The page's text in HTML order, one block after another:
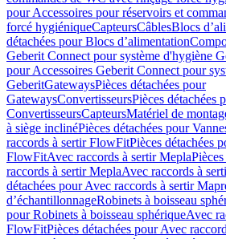
pour Accessoires pour réservoirs et
forcé hygiéniqueCapteursCâblesBlocs
détachées pour Blocs d’alimentation
Geberit Connect pour système d'hygiène
pour Accessoires Geberit Connect pour
GeberitGatewaysPièces détachées pour
GatewaysConvertisseursPièces détachées
ConvertisseursCapteursMatériel de
à siège inclinéPièces détachées pour
raccords à sertir FlowFitPièces détachées
FlowFitAvec raccords à sertir Mepla
raccords à sertir MeplaAvec raccords à
détachées pour Avec raccords à sertir
d’échantillonnageRobinets à boisseau
pour Robinets à boisseau sphériqueAvec
FlowFitPièces détachées pour Avec